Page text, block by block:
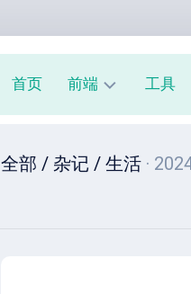
首页 前端
端
工具
全部 / 杂记 / 生活 ·